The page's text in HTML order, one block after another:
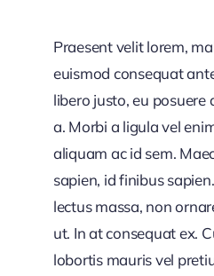
Praesent velit lorem,
euismod consequat
libero justo, eu posuere
a. Morbi a ligula vel
aliquam ac id sem.
sapien, id finibus
lectus massa, non
ut. In at consequat ex.
lobortis mauris vel